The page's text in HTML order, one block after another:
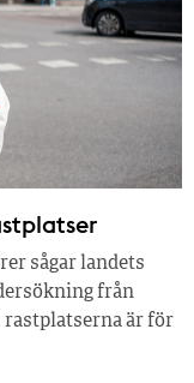
sågar landets
från
rastplatserna är för